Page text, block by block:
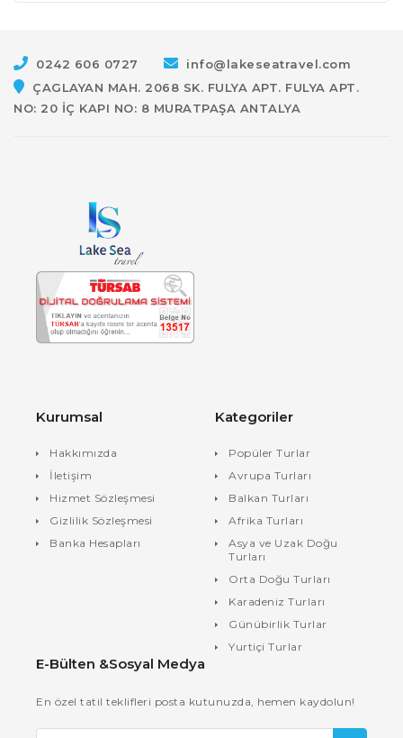
0242 606 0727
info@lakeseatravel.com
ÇAGLAYAN MAH. 2068 SK. FULYA APT. FULYA APT.
NO: 20 İÇ KAPI NO: 8 MURATPAŞA ANTALYA
Kurumsal
Hakkımızda
İletişim
Hizmet Sözleşmesi
Gizlilik Sözleşmesi
Banka Hesapları
Kategoriler
Popüler Turlar
Avrupa Turları
Balkan Turları
Afrika Turları
Asya ve Uzak Doğu
Turları
Orta Doğu Turları
Karadeniz Turları
Günübirlik Turlar
Yurtiçi Turlar
E-Bülten &Sosyal Medya
En özel tatil teklifleri posta kutunuzda, hemen kaydolun!